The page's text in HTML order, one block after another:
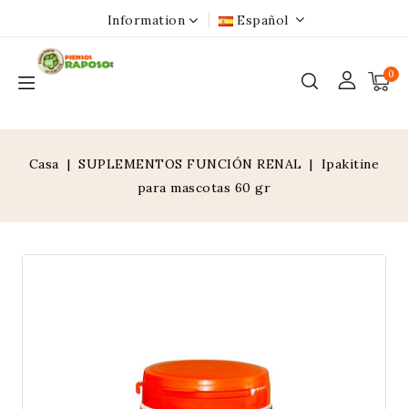
Information Español
0
Casa SUPLEMENTOS FUNCIÓN RENAL
Ipakitine
para mascotas 60 gr